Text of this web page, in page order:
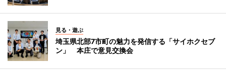
見る・遊ぶ
埼玉県北部7市町の魅力を発信する「サイホクセブ
ン」 本庄で意見交換会